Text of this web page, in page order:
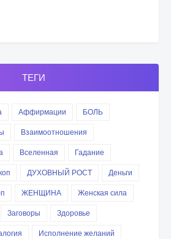
ТЕГИ
Аффирмации
БОЛЬ
Взаимоотношения
Вселенная
Гадание
ДУХОВНЫЙ РОСТ
Деньги
ЖЕНЩИНА
Женская сила
Заговоры
Здоровье
Исполнение желаний